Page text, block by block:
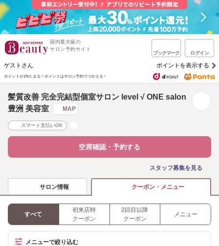
国内最大級の
サロン予約サイト
ブックマーク ログイン
ゲストさん ポイントを表示する
ポイントが1%たまる！ ポイントはサロン予約でつかえる！
髪質改善 完全完結型個室サロン level √ ONE salon
豊洲 美容室
MAP
スマート支払いOK
空席確認・予約する
スタッフ募集を見る
サロン情報 クーポン・メニュー
すべて
初来店時
クーポン
2回目以降
クーポン
メニュー
メニューで絞り込む